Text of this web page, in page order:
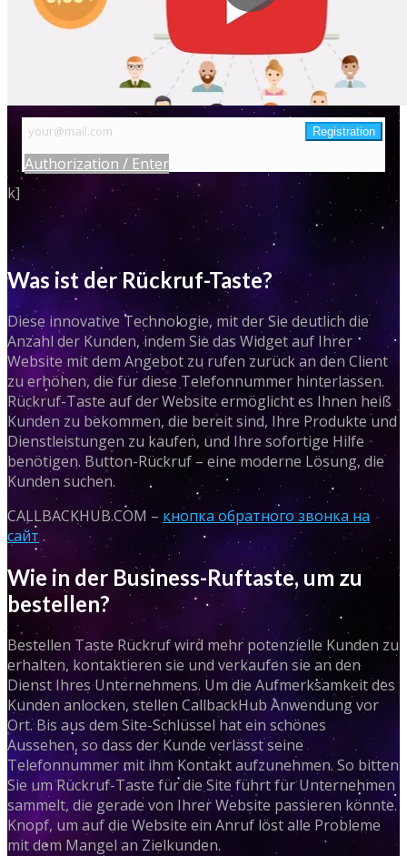
Authorization / Enter
k]
Was ist der Rückruf-Taste?
Diese innovative Technologie, mit der Sie deutlich die
Anzahl der Kunden, indem Sie das Widget auf Ihrer
Website mit dem Angebot zu rufen zurück an den Client
zu erhöhen, die für diese Telefonnummer hinterlassen.
Rückruf-Taste auf der Website ermöglicht es Ihnen heiß
Kunden zu bekommen, die bereit sind, Ihre Produkte und
Dienstleistungen zu kaufen, und Ihre sofortige Hilfe
benötigen. Button-Rückruf – eine moderne Lösung, die
Kunden suchen.
CALLBACKHUB.COM – кнопка обратного звонка на
сайт .
Wie in der Business-Ruftaste, um zu
bestellen?
Bestellen Taste Rückruf wird mehr potenzielle Kunden zu
erhalten, kontaktieren sie und verkaufen sie an den
Dienst Ihres Unternehmens. Um die Aufmerksamkeit des
Kunden anlocken, stellen CallbackHub Anwendung vor
Ort. Bis aus dem Site-Schlüssel hat ein schönes
Aussehen, so dass der Kunde verlässt seine
Telefonnummer mit ihm Kontakt aufzunehmen. So bitten
Sie um Rückruf-Taste für die Site führt für Unternehmen
sammelt, die gerade von Ihrer Website passieren könnte.
Knopf, um auf die Website ein Anruf löst alle Probleme
mit dem Mangel an Zielkunden.